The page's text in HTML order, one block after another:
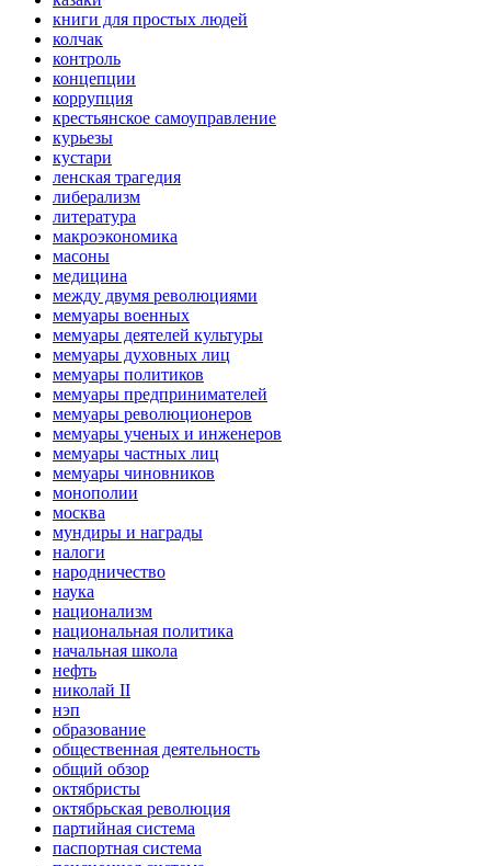
книги для простых людей
колчак
контроль
концепции
коррупция
крестьянское самоуправление
курьезы
кустари
ленская трагедия
либерализм
литература
макроэкономика
масоны
медицина
между двумя революциями
мемуары военных
мемуары деятелей культуры
мемуары духовных лиц
мемуары политиков
мемуары предпринимателей
мемуары революционеров
мемуары ученых и инженеров
мемуары частных лиц
мемуары чиновников
монополии
москва
мундиры и награды
налоги
народничество
наука
национализм
национальная политика
начальная школа
нефть
николай II
нэп
образование
общественная деятельность
общий обзор
октябристы
октябрьская революция
партийная система
паспортная система